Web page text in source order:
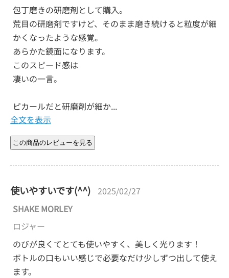
包丁磨きの研磨剤として購入。
荒目の研磨剤ですけど、そのまま磨き続けると粒度が細
かくなったような感覚。
あらかた鏡面になります。
このスピード感は
凄いの一言。
ピカールだと研磨剤が細か...
全文を表示
使いやすいです(^^)
2025/02/27
SHAKE MORLEY
ロジャー
のびが良くてとても使いやすく、美しく光ります！
ボトルの口もいい感じで必要なだけ少しずつ出して使え
ます。